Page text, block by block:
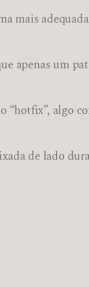
mais
apenas um
“hotfix”, algo
de lado